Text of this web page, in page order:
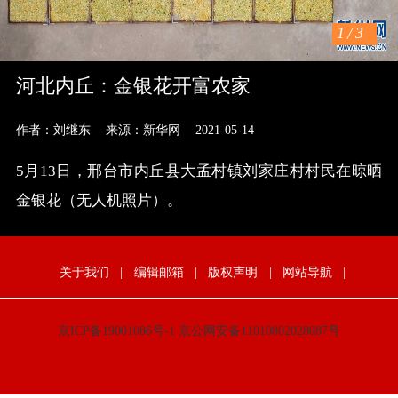
1 /3
河北内丘：金银花开富农家
作者：刘继东 来源：新华网 2021-05-14
5月13日，邢台市内丘县大孟村镇刘家庄村村民在晾晒
金银花（无人机照片）。
关于我们 | 编辑邮箱 | 版权声明 | 网站导航 |
京ICP备19001086号-1 京公网安备11010802028087号